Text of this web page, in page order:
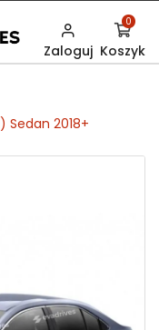
Zaloguj Koszyk
0
Sedan 2018+